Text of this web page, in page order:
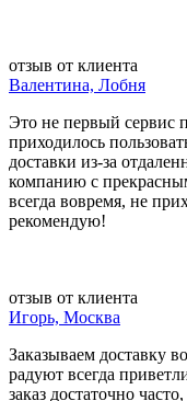
отзыв от клиента
Валентина, Лобня
Это не первый сервис
приходилось
доставки из-за
компанию с
всегда вовремя, не
рекомендую!
отзыв от клиента
Игорь, Москва
Заказываем доставку
радуют всегда
заказ достаточно